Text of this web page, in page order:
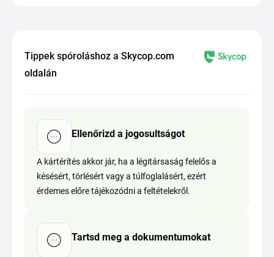
Tippek spóroláshoz a Skycop.com
oldalán
Ellenőrizd a jogosultságot
A kártérítés akkor jár, ha a légitársaság felelős a
késésért, törlésért vagy a túlfoglalásért, ezért
érdemes előre tájékozódni a feltételekről.
Tartsd meg a dokumentumokat